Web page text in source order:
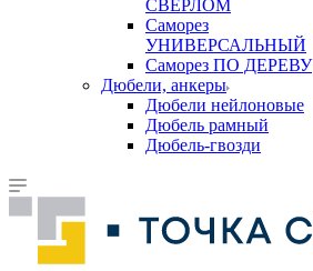
СВЕРЛОМ
Саморез
УНИВЕРСАЛЬНЫЙ
Саморез ПО ДЕРЕВУ
Дюбели, анкеры
Дюбели нейлоновые
Дюбель рамный
Дюбель-гвозди